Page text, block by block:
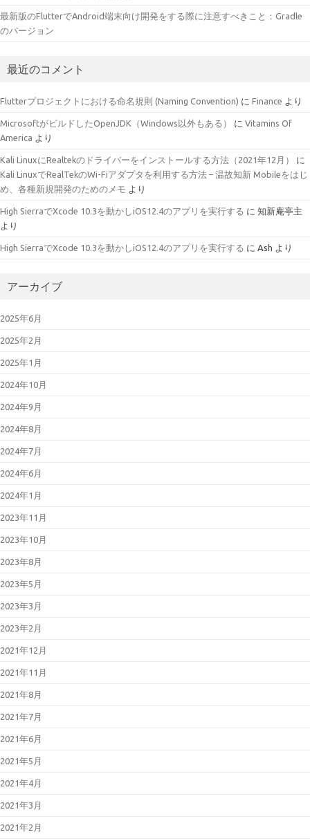
最新版のFlutterでAndroid端末向け開発をする際に注意すべきこと：Gradle
のバージョン
最近のコメント
Flutterプロジェクトにおける命名規則 (Naming Convention) に Finance より
MicrosoftがビルドしたOpenJDK（Windows以外もある） に Vitamins Of
America より
Kali LinuxにRealtekのドライバーをインストールする方法（2021年12月）
に
Kali LinuxでRealTekのWi-Fiアダプタを利用する方法 – 温故知新 Mobileをはじ
め、各種新規開発のためのメモ より
High SierraでXcode 10.3を動かしiOS12.4のアプリを実行する に 知新庵亭主
より
High SierraでXcode 10.3を動かしiOS12.4のアプリを実行する に Ash より
アーカイブ
2025年6月
2025年2月
2025年1月
2024年10月
2024年9月
2024年8月
2024年7月
2024年6月
2024年1月
2023年11月
2023年10月
2023年8月
2023年5月
2023年3月
2023年2月
2021年12月
2021年11月
2021年8月
2021年7月
2021年6月
2021年5月
2021年4月
2021年3月
2021年2月